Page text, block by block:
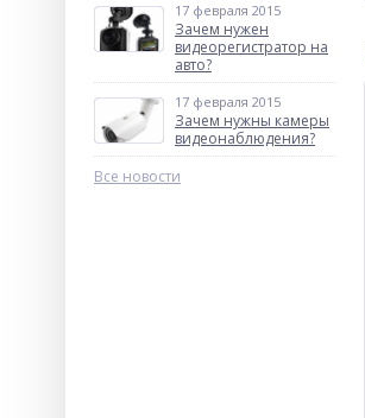
17 февраля 2015
Зачем нужен
видеорегистратор на
авто?
17 февраля 2015
Зачем нужны камеры
видеонаблюдения?
Все новости